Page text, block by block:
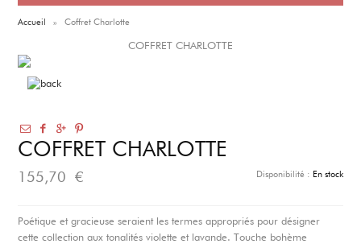
Accueil » Coffret Charlotte
COFFRET CHARLOTTE
COFFRET CHARLOTTE
155,70 € Disponibilité : En stock
Poétique et gracieuse seraient les termes appropriés pour désigner
cette collection aux tonalités violette et lavande. Touche bohème